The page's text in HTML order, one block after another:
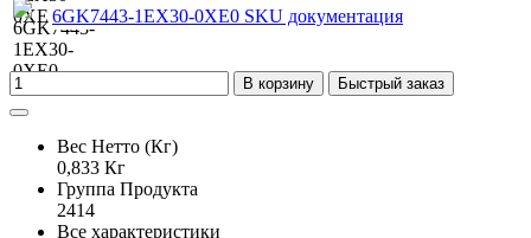
6GK7443-1EX30-0XE0 SKU документация
В корзину Быстрый заказ
Вес Нетто (Кг)
0,833 Кг
Группа Продукта
2414
Все характеристики